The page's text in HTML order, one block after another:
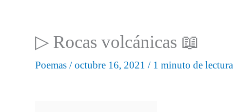
▷ Rocas volcánicas 📖
Poemas / octubre 16, 2021 / 1 minuto de lectura